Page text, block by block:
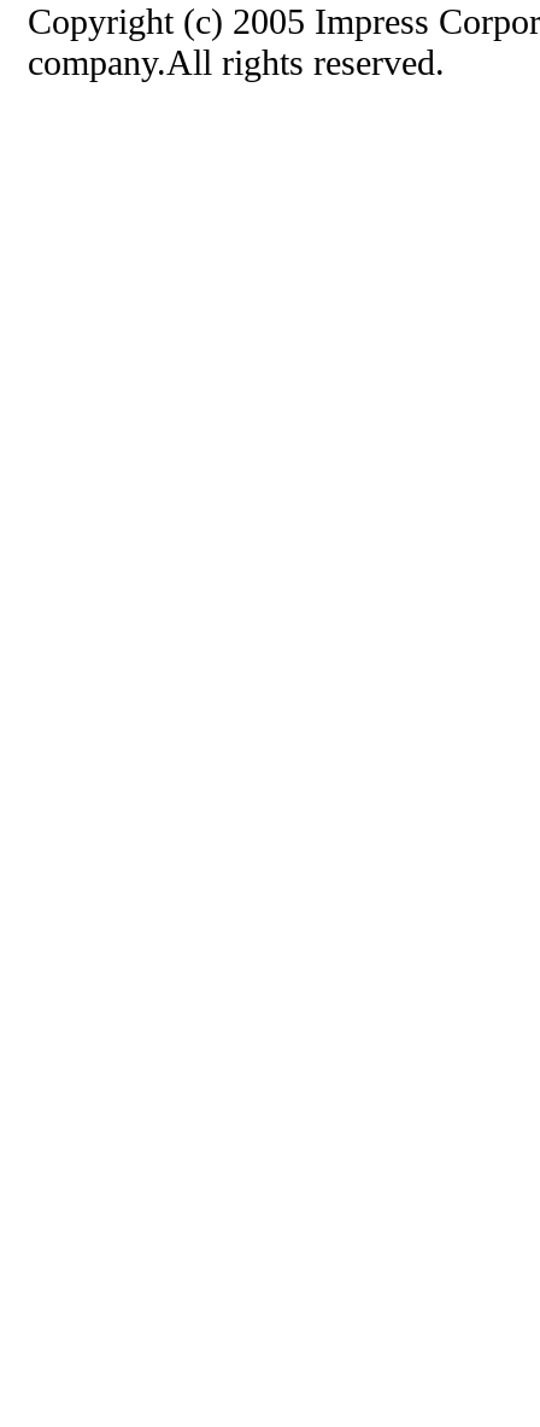
Copyright (c) 2005 Impress
company.All rights reserved.